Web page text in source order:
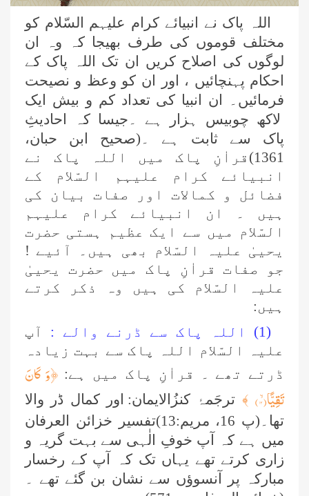
اللہ پاک نے انبیائے کرام علیہم السّلام کو
مختلف قوموں کی طرف بھیجا کہ وہ ان
لوگوں کی اصلاح کریں ان تک اللہ پاک کے
احکام پہنچائیں ، اور ان کو وعظ و نصیحت
فرمائیں۔ ان انبیا کی تعداد کم و بیش ایک
لاکھ چوبیس ہزار ہے ۔جیسا کہ احادیثِ
پاک سے ثابت ہے ۔(صحیح ابن حبان،
1361)قراٰنِ پاک میں اللہ پاک نے
انبیائے کرام علیہم السّلام کے
فضائل و کمالات اور صفات بیان کی
ہیں ۔ ان انبیائے کرام علیہم
السّلام میں سے ایک عظیم ہستی حضرت
یحییٰ علیہ السّلام بھی ہیں۔ آئیے !
جو صفات قراٰنِ پاک میں حضرت یحییٰ
علیہ السّلام کی ہیں وہ ذکر کرتے
ہیں:
(1) اللہ پاک سے ڈرنے والے :
آپ
علیہ السّلام اللہ پاک سے بہت زیادہ
ڈرتے تھے ۔ قراٰنِ پاک میں ہے: ﴿وَ كَانَ
تَقِیًّاۙ(۱۳) ﴾ ترجَمۂ کنزُالایمان: اور کمال ڈر والا
تھا۔(پ 16، مریم:13)تفسیر خزائن العرفان
میں ہے کہ آپ خوفِ الٰہی سے بہت گریہ و
زاری کرتے تھے یہاں تک کہ آپ کے رخسار
مبارکہ پر آنسوؤں سے نشان بن گئے تھے ۔